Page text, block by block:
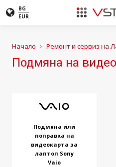
BG
EUR
Начало Ремонт и сервиз на
Подмяна на
Подмяна или
поправка на
видеокарта за
лаптоп Sony
Vaio